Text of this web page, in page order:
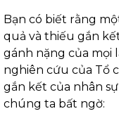
Bạn có biết rằng
quả và thiếu gắn
gánh nặng của mọi
nghiên cứu của Tổ
gắn kết của nhân
chúng ta bất ngờ: